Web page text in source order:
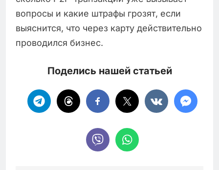
вопросы и какие штрафы грозят, если
выяснится, что через карту действительно
проводился бизнес.
Поделись нашей статьей